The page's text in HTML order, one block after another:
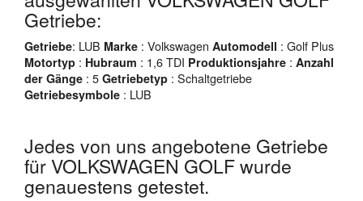
Getriebe:
Getriebe: LUB Marke : Volkswagen Automodell : Golf Plus
Motortyp : Hubraum : 1,6 TDI Produktionsjahre : Anzahl
der Gänge : 5 Getriebetyp : Schaltgetriebe
Getriebesymbole : LUB
Jedes von uns angebotene Getriebe
für VOLKSWAGEN GOLF wurde
genauestens getestet.